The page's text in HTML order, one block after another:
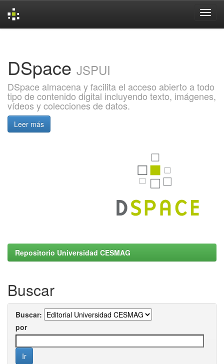
DSpace JSPUI
DSpace almacena y facilita el acceso abierto a todo
tipo de contenido digital incluyendo texto, imágenes,
vídeos y colecciones de datos.
Leer más
Repositorio Universidad CESMAG
Buscar
Buscar:
por